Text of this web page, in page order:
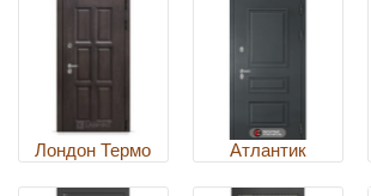
Лондон Термо Атлантик